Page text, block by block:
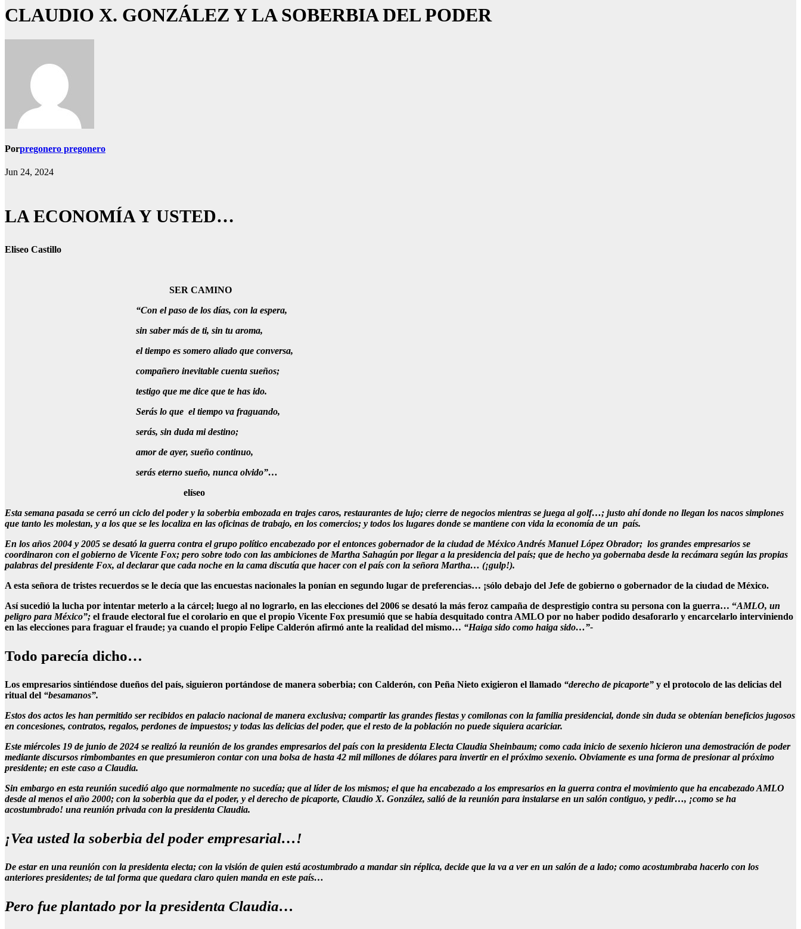
CLAUDIO X. GONZÁLEZ Y LA SOBERBIA DEL PODER
Porpregonero pregonero
Jun 24, 2024
LA ECONOMÍA Y USTED…
Eliseo Castillo
SER CAMINO
“Con el paso de los días, con la espera,
sin saber más de ti, sin tu aroma,
el tiempo es somero aliado que conversa,
compañero inevitable cuenta sueños;
testigo que me dice que te has ido.
Serás lo que el tiempo va fraguando,
serás, sin duda mi destino;
amor de ayer, sueño continuo,
serás eterno sueño, nunca olvido”…
elíseo
Esta semana pasada se cerró un ciclo del poder y la soberbia embozada en trajes caros, restaurantes de lujo; cierre de negocios mientras se juega al golf…; justo ahí donde no llegan los nacos simplones
que tanto les molestan, y a los que se les localiza en las oficinas de trabajo, en los comercios; y todos los lugares donde se mantiene con vida la economía de un país.
En los años 2004 y 2005 se desató la guerra contra el grupo político encabezado por el entonces gobernador de la ciudad de México Andrés Manuel López Obrador; los grandes empresarios se
coordinaron con el gobierno de Vicente Fox; pero sobre todo con las ambiciones de Martha Sahagún por llegar a la presidencia del país; que de hecho ya gobernaba desde la recámara según las propias
palabras del presidente Fox, al declarar que cada noche en la cama discutía que hacer con el país con la señora Martha… (¡gulp!).
A esta señora de tristes recuerdos se le decía que las encuestas nacionales la ponían en segundo lugar de preferencias… ¡sólo debajo del Jefe de gobierno o gobernador de la ciudad de México.
Así sucedió la lucha por intentar meterlo a la cárcel; luego al no lograrlo, en las elecciones del 2006 se desató la más feroz campaña de desprestigio contra su persona con la guerra… “AMLO, un
peligro para México”; el fraude electoral fue el corolario en que el propio Vicente Fox presumió que se había desquitado contra AMLO por no haber podido desaforarlo y encarcelarlo interviniendo
en las elecciones para fraguar el fraude; ya cuando el propio Felipe Calderón afirmó ante la realidad del mismo… “Haiga sido como haiga sido…”-
Todo parecía dicho…
Los empresarios sintiéndose dueños del país, siguieron portándose de manera soberbia; con Calderón, con Peña Nieto exigieron el llamado “derecho de picaporte” y el protocolo de las delicias del
ritual del “besamanos”.
Estos dos actos les han permitido ser recibidos en palacio nacional de manera exclusiva; compartir las grandes fiestas y comilonas con la familia presidencial, donde sin duda se obtenían beneficios jugosos
en concesiones, contratos, regalos, perdones de impuestos; y todas las delicias del poder, que el resto de la población no puede siquiera acariciar.
Este miércoles 19 de junio de 2024 se realizó la reunión de los grandes empresarios del país con la presidenta Electa Claudia Sheinbaum; como cada inicio de sexenio hicieron una demostración de poder
mediante discursos rimbombantes en que presumieron contar con una bolsa de hasta 42 mil millones de dólares para invertir en el próximo sexenio. Obviamente es una forma de presionar al próximo
presidente; en este caso a Claudia.
Sin embargo en esta reunión sucedió algo que normalmente no sucedía; que al líder de los mismos; el que ha encabezado a los empresarios en la guerra contra el movimiento que ha encabezado AMLO
desde al menos el año 2000; con la soberbia que da el poder, y el derecho de picaporte, Claudio X. González, salió de la reunión para instalarse en un salón contiguo, y pedir…, ¡como se ha
acostumbrado! una reunión privada con la presidenta Claudia.
¡Vea usted la soberbia del poder empresarial…!
De estar en una reunión con la presidenta electa; con la visión de quien está acostumbrado a mandar sin réplica, decide que la va a ver en un salón de a lado; como acostumbraba hacerlo con los
anteriores presidentes; de tal forma que quedara claro quien manda en este país…
Pero fue plantado por la presidenta Claudia…